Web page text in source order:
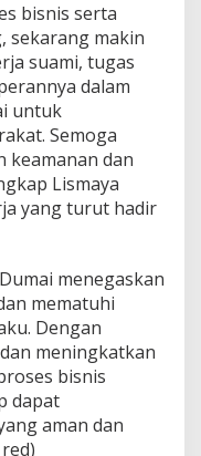
bisnis serta
sekarang makin
suami, tugas
dalam
untuk
Semoga
keamanan dan
Lismaya
yang turut hadir
menegaskan
mematuhi
Dengan
meningkatkan
bisnis
dapat
aman dan